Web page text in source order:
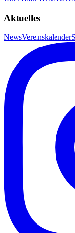
Aktuelles
NewsVereinskalender